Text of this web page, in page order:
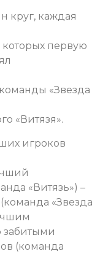
круг, каждая
которых первую
«Звезда
«Витязя».
игроков
«Витязь») –
«Звезда
забитыми
(команда